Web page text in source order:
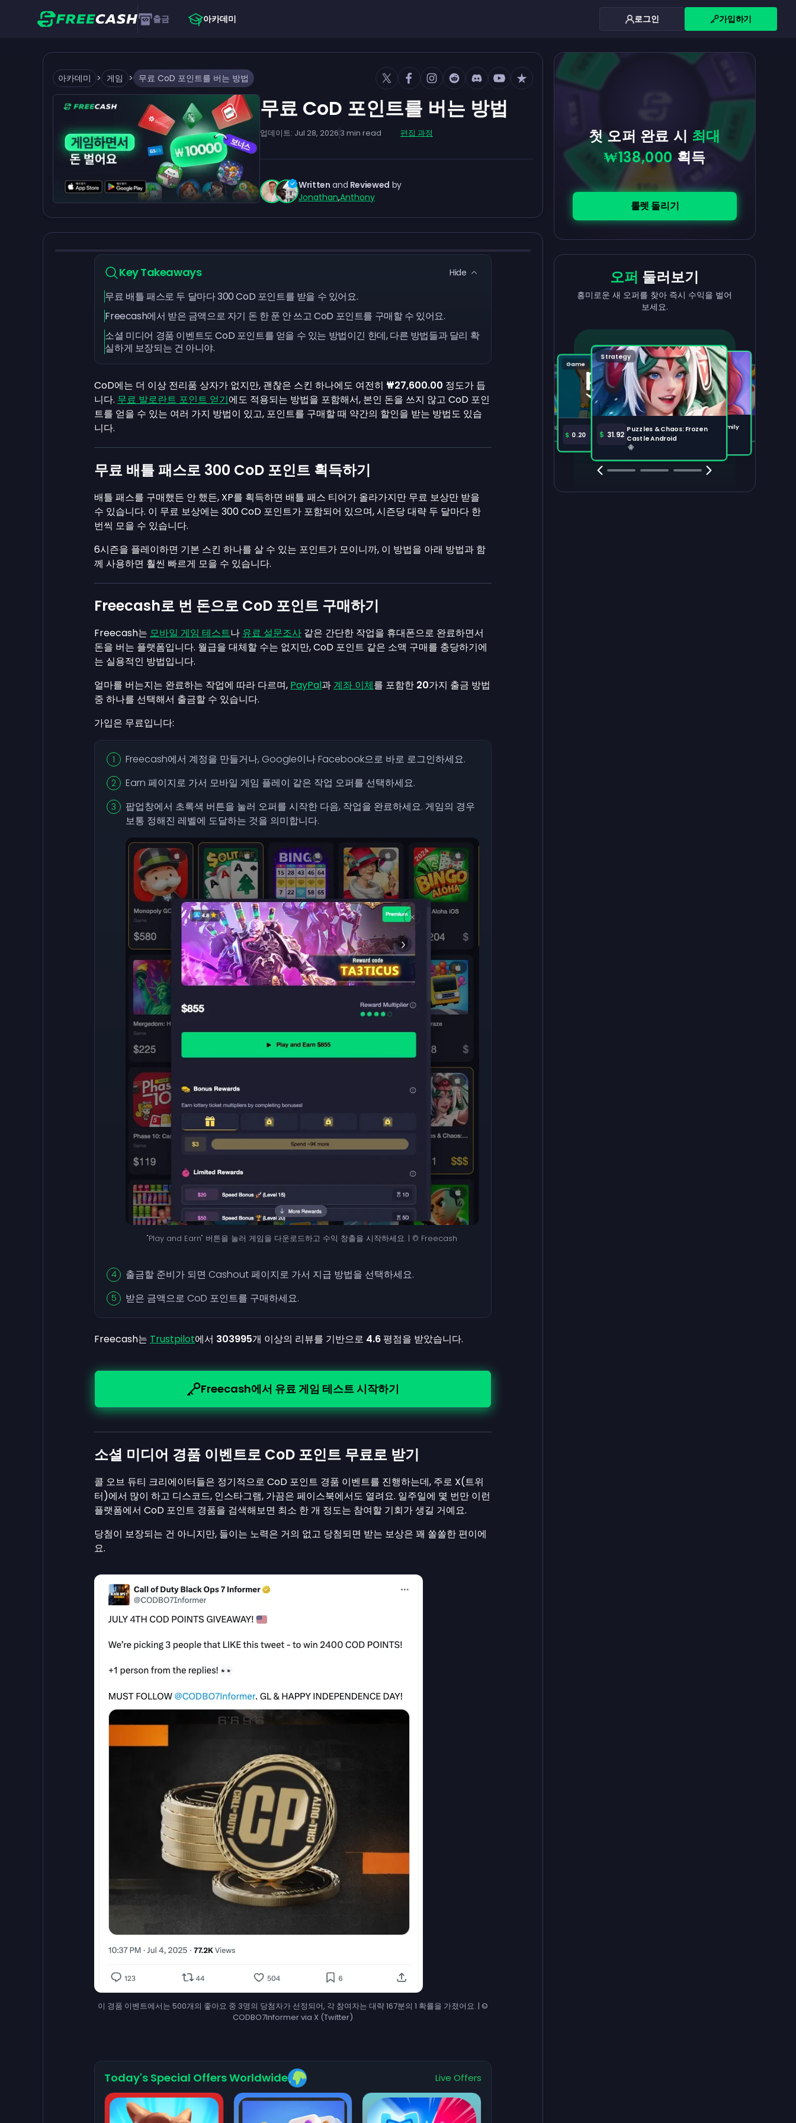
출금 아카데미 로그인 가입하기
아카데미 > 게임 > 무료 CoD 포인트를 버는 방법
무료 CoD 포인트를 버는 방법
업데이트: Jul 28, 2026 3 min read 편집 과정
Written and Reviewed by
Jonathan,Anthony
Key Takeaways Hide
무료 배틀 패스로 두 달마다 300 CoD 포인트를 받을 수 있어요.
Freecash에서 받은 금액으로 자기 돈 한 푼 안 쓰고 CoD 포인트를 구매할 수 있어요.
소셜 미디어 경품 이벤트도 CoD 포인트를 얻을 수 있는 방법이긴 한데, 다른 방법들과 달리 확
실하게 보장되는 건 아니야.
CoD에는 더 이상 전리품 상자가 없지만, 괜찮은 스킨 하나에도 여전히 ₩27,600.00 정도가 듭
니다. 무료 발로란트 포인트 얻기에도 적용되는 방법을 포함해서, 본인 돈을 쓰지 않고 CoD 포인
트를 얻을 수 있는 여러 가지 방법이 있고, 포인트를 구매할 때 약간의 할인을 받는 방법도 있습
니다.
무료 배틀 패스로 300 CoD 포인트 획득하기
배틀 패스를 구매했든 안 했든, XP를 획득하면 배틀 패스 티어가 올라가지만 무료 보상만 받을
수 있습니다. 이 무료 보상에는 300 CoD 포인트가 포함되어 있으며, 시즌당 대략 두 달마다 한
번씩 모을 수 있습니다.
6시즌을 플레이하면 기본 스킨 하나를 살 수 있는 포인트가 모이니까, 이 방법을 아래 방법과 함
께 사용하면 훨씬 빠르게 모을 수 있습니다.
Freecash로 번 돈으로 CoD 포인트 구매하기
Freecash는 모바일 게임 테스트나 유료 설문조사 같은 간단한 작업을 휴대폰으로 완료하면서
돈을 버는 플랫폼입니다. 월급을 대체할 수는 없지만, CoD 포인트 같은 소액 구매를 충당하기에
는 실용적인 방법입니다.
얼마를 버는지는 완료하는 작업에 따라 다르며, PayPal과 계좌 이체를 포함한 20가지 출금 방법
중 하나를 선택해서 출금할 수 있습니다.
가입은 무료입니다:
Freecash에서 계정을 만들거나, Google이나 Facebook으로 바로 로그인하세요.
Earn 페이지로 가서 모바일 게임 플레이 같은 작업 오퍼를 선택하세요.
팝업창에서 초록색 버튼을 눌러 오퍼를 시작한 다음, 작업을 완료하세요. 게임의 경우
보통 정해진 레벨에 도달하는 것을 의미합니다.
"Play and Earn" 버튼을 눌러 게임을 다운로드하고 수익 창출을 시작하세요. | © Freecash
출금할 준비가 되면 Cashout 페이지로 가서 지급 방법을 선택하세요.
받은 금액으로 CoD 포인트를 구매하세요.
Freecash는 Trustpilot에서 303995개 이상의 리뷰를 기반으로 4.6평점을 받았습니다.
Freecash에서 유료 게임 테스트 시작하기
소셜 미디어 경품 이벤트로 CoD 포인트 무료로 받기
콜 오브 듀티 크리에이터들은 정기적으로 CoD 포인트 경품 이벤트를 진행하는데, 주로 X(트위
터)에서 많이 하고 디스코드, 인스타그램, 가끔은 페이스북에서도 열려요. 일주일에 몇 번만 이런
플랫폼에서 CoD 포인트 경품을 검색해보면 최소 한 개 정도는 참여할 기회가 생길 거예요.
당첨이 보장되는 건 아니지만, 들이는 노력은 거의 없고 당첨되면 받는 보상은 꽤 쏠쏠한 편이에
요.
이 경품 이벤트에서는 500개의 좋아요 중 3명의 당첨자가 선정되어, 각 참여자는 대략 167분의 1 확률을 가졌어요. | ©
CODBO7Informer via X (Twitter)
Today's Special Offers Worldwide Live Offers
첫 오퍼 완료 시 최대
₩138,000획득
룰렛 돌리기
$100
$5.00
$5.00
$0.10 $5.00
$0.10
오퍼 둘러보기
흥미로운 새 오퍼를 찾아 즉시 수익을 벌어
보세요.
Tabletop
$ 36.02 Bingo Dice iOS
Puzzle
$ 30.00Merge Help: Warm Family
Android
Strategy
$ 31.92 Puzzles & Chaos: Frozen
Castle Android
Game
$ 0.20 Amazon Prime
Game
36.97
리워드받기
태스크를 완료하고 잔액이 늘어나는 걸
지켜보세요.
100,000
주요 오퍼 전체 보기
Clash Royale
현금으로출금
수익을 빠르고 간편하게 현금화하세요.